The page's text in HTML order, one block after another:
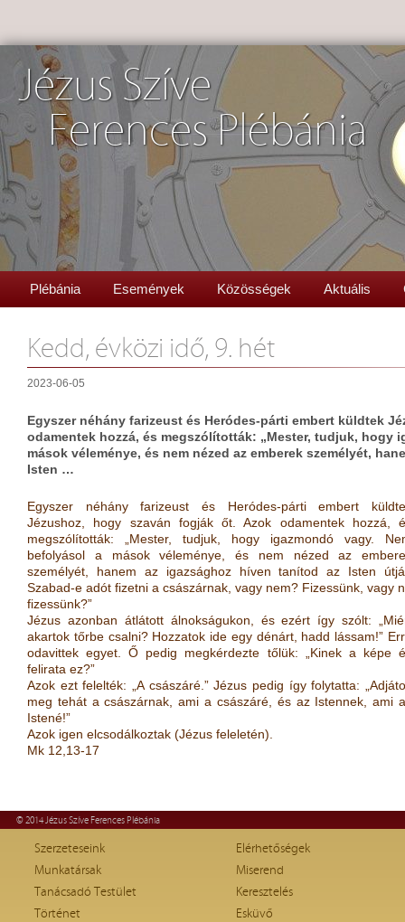
Jézus Szíve
Ferences Plébánia
Plébánia Események Közösségek Aktuális
Kedd, évközi idő, 9. hét
2023-06-05
Egyszer néhány farizeust és Heródes-párti embert küldtek
odamentek hozzá, és megszólították: „Mester, tudjuk, hogy
mások véleménye, és nem nézed az emberek személyét,
Isten …
Egyszer néhány farizeust és Heródes-párti embert
Jézushoz, hogy szaván fogják őt. Azok odamentek hozzá,
megszólították: „Mester, tudjuk, hogy igazmondó vagy.
befolyásol a mások véleménye, és nem nézed az
személyét, hanem az igazsághoz híven tanítod az Isten
Szabad-e adót fizetni a császárnak, vagy nem? Fizessünk, vagy
fizessünk?”
Jézus azonban átlátott álnokságukon, és ezért így szólt:
akartok tőrbe csalni? Hozzatok ide egy dénárt, hadd lássam!”
odavittek egyet. Ő pedig megkérdezte tőlük: „Kinek a képe
felirata ez?”
Azok ezt felelték: „A császáré.” Jézus pedig így folytatta:
meg tehát a császárnak, ami a császáré, és az Istennek, ami
Istené!”
Azok igen elcsodálkoztak (Jézus feleletén).
Mk 12,13-17
© 2014 Jézus Szíve Ferences Plébánia
Szerzeteseink
Munkatársak
Tanácsadó Testület
Történet
Elérhetőségek
Miserend
Keresztelés
Esküvő